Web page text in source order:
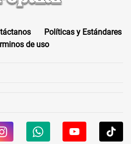
Políticas y Estándares
de uso